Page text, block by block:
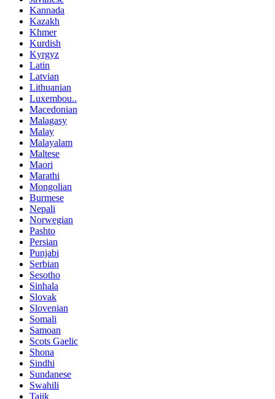
Kannada
Kazakh
Khmer
Kurdish
Kyrgyz
Latin
Latvian
Lithuanian
Luxembou..
Macedonian
Malagasy
Malay
Malayalam
Maltese
Maori
Marathi
Mongolian
Burmese
Nepali
Norwegian
Pashto
Persian
Punjabi
Serbian
Sesotho
Sinhala
Slovak
Slovenian
Somali
Samoan
Scots Gaelic
Shona
Sindhi
Sundanese
Swahili
Tajik